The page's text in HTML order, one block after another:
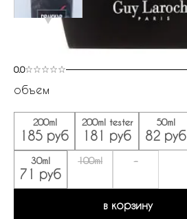
0.0
объем
200ml
185 руб
200ml tester
181 руб
50ml
82 руб
30ml
71 руб
100ml -
в корзину